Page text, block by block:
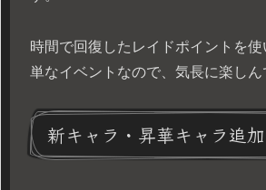
時間で回復したレイドポイントを
単なイベントなので、気長に楽しん
新キャラ・昇華キャラ追加